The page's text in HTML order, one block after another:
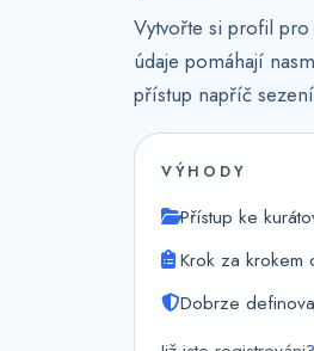
Vytvořte si profil
údaje pomáhají
přístup napříč
VÝHODY
Přístup ke
Krok za krokem
Dobrze